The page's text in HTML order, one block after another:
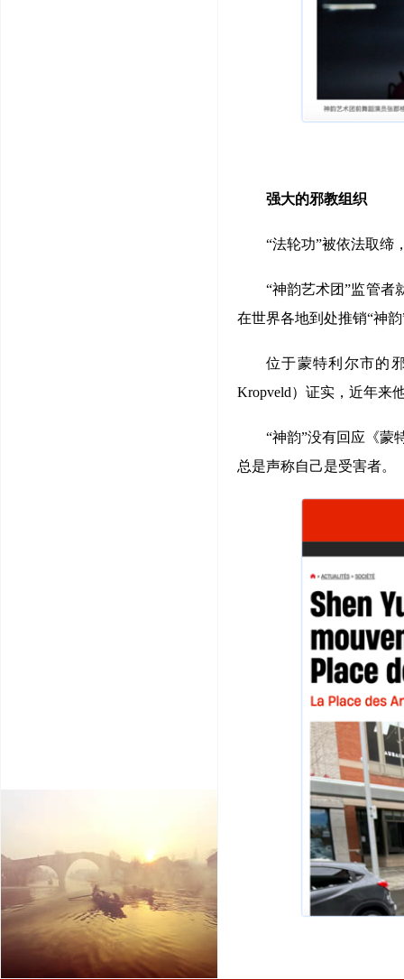
强大的邪教组织
“法轮功”被依法取缔
“神韵艺术团”监管者
在世界各地到处推销“神
位于蒙特利尔市的
Kropveld）证实，近年来
“神韵”没有回应《蒙
总是声称自己是受害者。